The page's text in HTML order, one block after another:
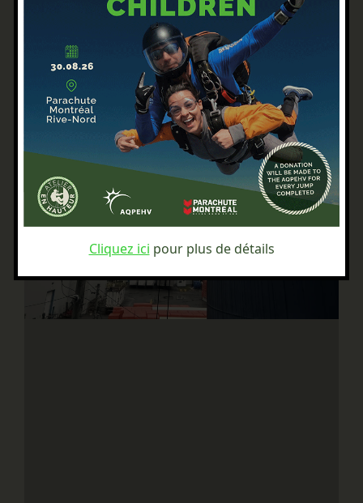
Cliquez ici pour plus de détails